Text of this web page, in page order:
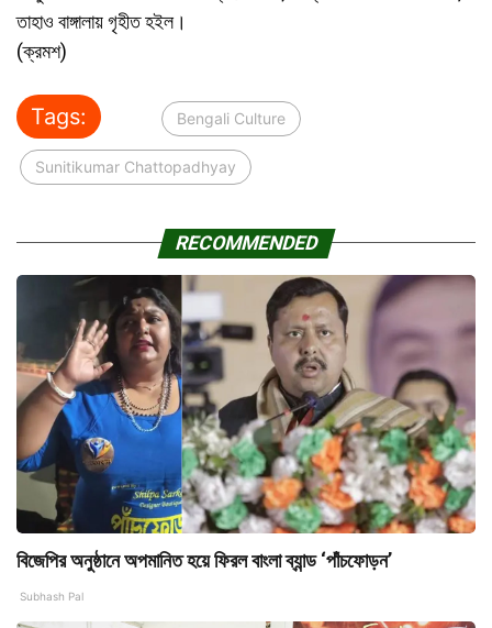
তাহাও বাঙ্গালায় গৃহীত হইল।
(ক্রমশ)
Tags: Bengali Culture
Sunitikumar Chattopadhyay
RECOMMENDED
বিজেপির অনুষ্ঠানে অপমানিত হয়ে ফিরল বাংলা ব্যান্ড ‘পাঁচফোড়ন’
Subhash Pal